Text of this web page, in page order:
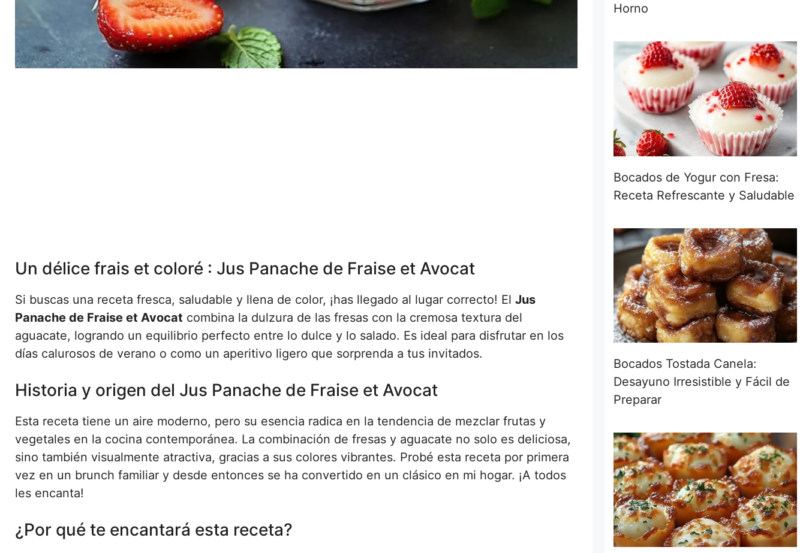
Un délice frais et coloré : Jus Panache de Fraise et Avocat
Si buscas una receta fresca, saludable y llena de color, ¡has llegado al lugar correcto! El Jus
Panache de Fraise et Avocat combina la dulzura de las fresas con la cremosa textura del
aguacate, logrando un equilibrio perfecto entre lo dulce y lo salado. Es ideal para disfrutar en los
días calurosos de verano o como un aperitivo ligero que sorprenda a tus invitados.
Historia y origen del Jus Panache de Fraise et Avocat
Esta receta tiene un aire moderno, pero su esencia radica en la tendencia de mezclar frutas y
vegetales en la cocina contemporánea. La combinación de fresas y aguacate no solo es deliciosa,
sino también visualmente atractiva, gracias a sus colores vibrantes. Probé esta receta por primera
vez en un brunch familiar y desde entonces se ha convertido en un clásico en mi hogar. ¡A todos
les encanta!
¿Por qué te encantará esta receta?
Horno
Bocados de Yogur con Fresa:
Receta Refrescante y Saludable
Bocados Tostada Canela:
Desayuno Irresistible y Fácil de
Preparar